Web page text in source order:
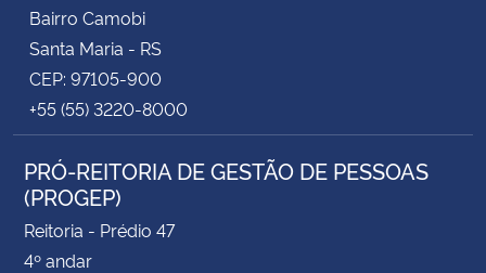
Bairro Camobi
Santa Maria - RS
CEP: 97105-900
+55 (55) 3220-8000
PRÓ-REITORIA DE GESTÃO DE PESSOAS
(PROGEP)
Reitoria - Prédio 47
4º andar